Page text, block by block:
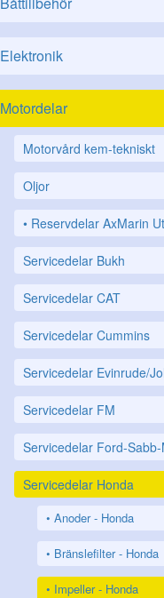
Elektronik
Motordelar
Motorvård kem-tekniskt
Oljor
Reservdelar AxMarin
Servicedelar Bukh
Servicedelar CAT
Servicedelar Cummins
Servicedelar Evinrude/
Servicedelar FM
Servicedelar Ford-
Servicedelar Honda
Anoder - Honda
Bränslefilter - Honda
Impeller - Honda